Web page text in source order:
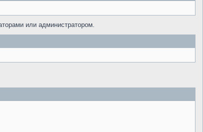
или администратором.